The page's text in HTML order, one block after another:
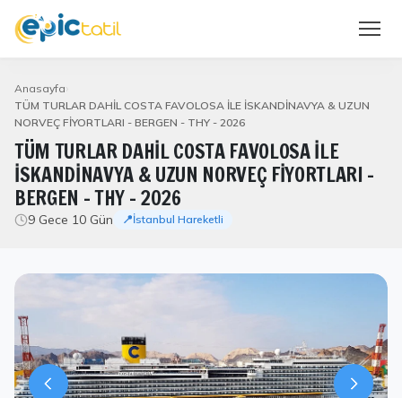
Anasayfa
TÜM TURLAR DAHİL COSTA FAVOLOSA İLE İSKANDİNAVYA & UZUN
NORVEÇ FİYORTLARI - BERGEN - THY - 2026
TÜM TURLAR DAHİL COSTA FAVOLOSA İLE
İSKANDİNAVYA & UZUN NORVEÇ FİYORTLARI -
BERGEN - THY - 2026
9 Gece 10 Gün 📍İstanbul Hareketli